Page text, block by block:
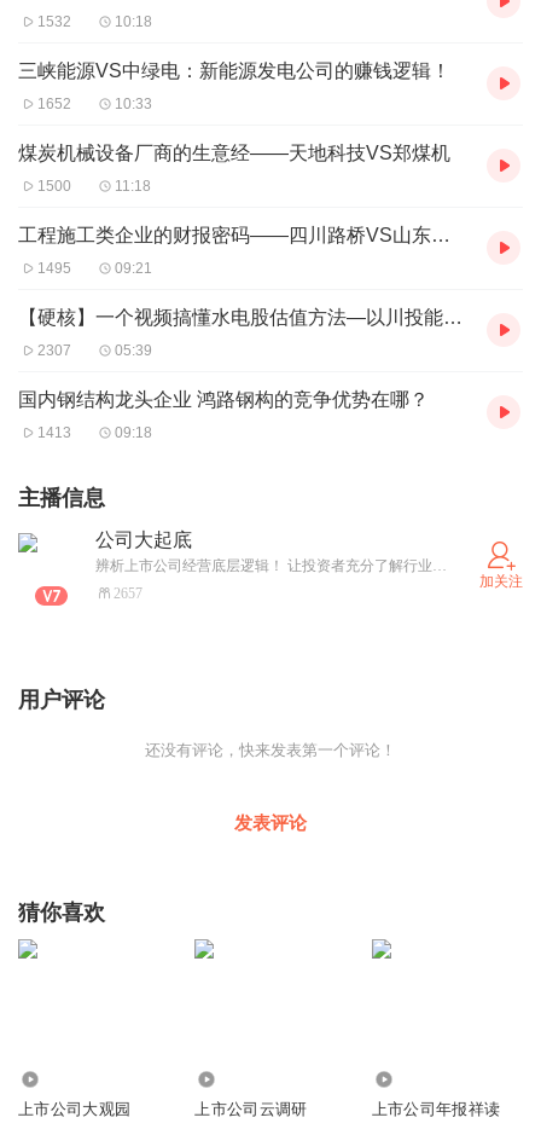
1532 10:18
三峡能源VS中绿电：新能源发电公司的赚钱逻辑！
1652 10:33
煤炭机械设备厂商的生意经——天地科技VS郑煤机
1500 11:18
工程施工类企业的财报密码——四川路桥VS山东路桥
1495 09:21
【硬核】一个视频搞懂水电股估值方法—以川投能源为例
2307 05:39
国内钢结构龙头企业 鸿路钢构的竞争优势在哪？
1413 09:18
主播信息
公司大起底
辨析上市公司经营底层逻辑！ 让投资者充分了解行业风口与企业发展困境！ 有理有据地解读上市公司价值！ 帮你穿越噪音假象，认知快人一步！
2657
加关注
用户评论
还没有评论，快来发表第一个评论！
发表评论
猜你喜欢
上市公司大观园 上市公司云调研 上市公司年报祥读